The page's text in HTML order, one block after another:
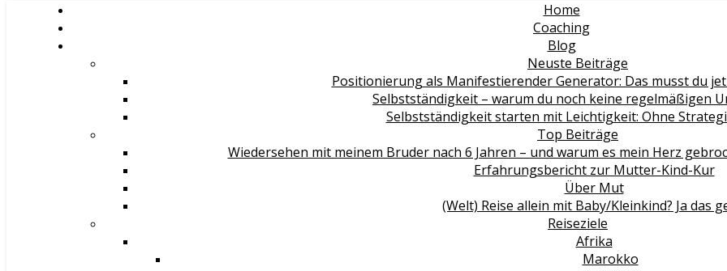
Home
Coaching
Blog
Neuste Beiträge
Positionierung als Manifestierender Generator: Das musst du
Selbstständigkeit – warum du noch keine regelmäßigen
Selbstständigkeit starten mit Leichtigkeit: Ohne
Top Beiträge
Wiedersehen mit meinem Bruder nach 6 Jahren – und warum es mein Herz
Erfahrungsbericht zur Mutter-Kind-Kur
Über Mut
(Welt) Reise allein mit Baby/Kleinkind? Ja das
Reiseziele
Afrika
Marokko